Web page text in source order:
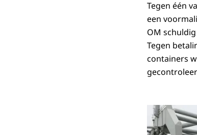
Tegen één
een
OM
Tegen
containers